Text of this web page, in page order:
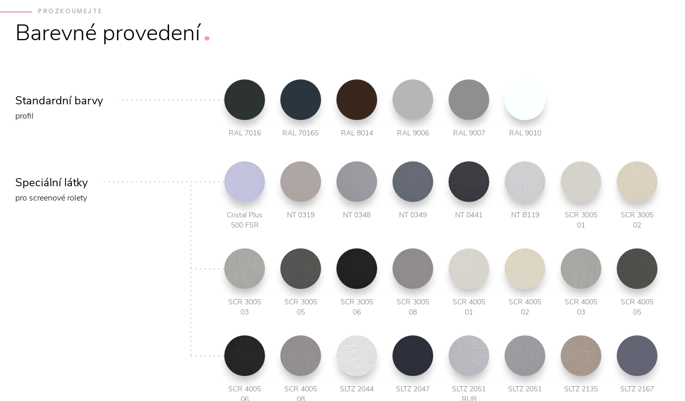
PROZKOUMEJTE
Barevné provedení
Standardní barvy
profil
RAL 7016 RAL 7016S RAL 8014 RAL 9006 RAL 9007 RAL 9010
Speciální látky
pro screenové rolety
Cristal Plus
500 FSR
NT 0319 NT 0348 NT 0349 NT 0441 NT B119
SCR 3005
01
SCR 3005
02
SCR 3005
03
SCR 3005
05
SCR 3005
06
SCR 3005
08
SCR 4005
01
SCR 4005
02
SCR 4005
03
SCR 4005
05
SCR 4005
SCR 4005
SLTZ 2044 SLTZ 2047
SLTZ 2051
SLTZ 2051 SLTZ 2135 SLTZ 2167